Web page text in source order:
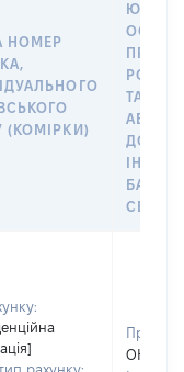
НОМЕР
(КОМІРКИ)
ПРАВО
ТАКИМ
АБО
ДО
СЕЙФУ
рахунку: